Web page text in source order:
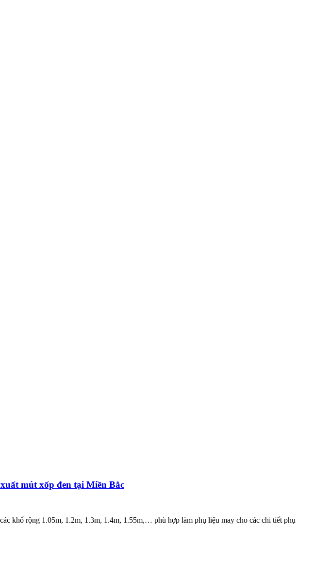
mút xốp đen tại Miền Bắc
khổ rộng 1.05m, 1.2m, 1.3m, 1.4m, 1.55m,… phù hợp làm phụ liệu may cho các chi tiết phụ